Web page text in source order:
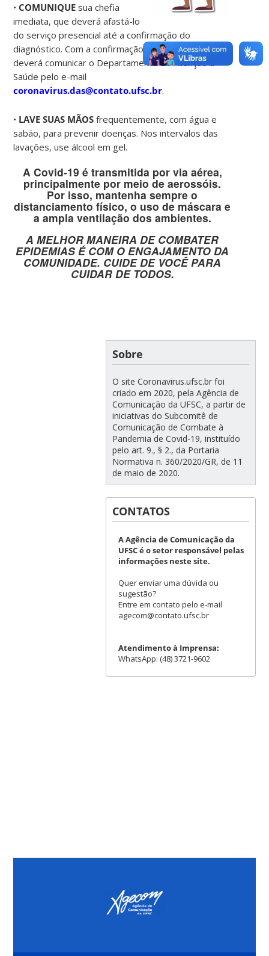
• COMUNIQUE sua chefia
imediata, que deverá afastá-lo
do serviço presencial até a confirmação do
diagnóstico. Com a confirmação da suspeita, a chefia
deverá comunicar o Departamento de Atenção à
Saúde pelo e-mail
coronavirus.das@contato.ufsc.br.
• LAVE SUAS MÃOS frequentemente, com água e
sabão, para prevenir doenças. Nos intervalos das
lavações, use álcool em gel.
A Covid-19 é transmitida por via aérea,
principalmente por meio de aerossóis.
Por isso, mantenha sempre o
distanciamento físico, o uso de máscara e
a ampla ventilação dos ambientes.
A MELHOR MANEIRA DE COMBATER
EPIDEMIAS É COM O ENGAJAMENTO DA
COMUNIDADE. CUIDE DE VOCÊ PARA
CUIDAR DE TODOS.
Sobre
O site Coronavirus.ufsc.br foi
criado em 2020, pela Agência de
Comunicação da UFSC, a partir de
iniciativas do Subcomitê de
Comunicação de Combate à
Pandemia de Covid-19, instituído
pelo art. 9., § 2., da Portaria
Normativa n. 360/2020/GR, de 11
de maio de 2020.
CONTATOS
A Agência de Comunicação da
UFSC é o setor responsável pelas
informações neste site.
Quer enviar uma dúvida ou
sugestão?
Entre em contato pelo e-mail
agecom@contato.ufsc.br
Atendimento à Imprensa:
WhatsApp: (48) 3721-9602